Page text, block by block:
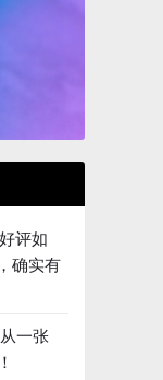
评如
确实有
一张